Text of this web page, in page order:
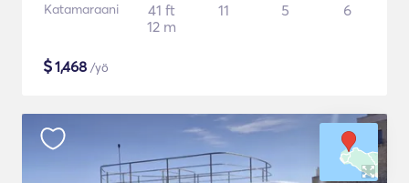
Katamaraani
41 ft
12 m
11 5 6
$1,468 /yö